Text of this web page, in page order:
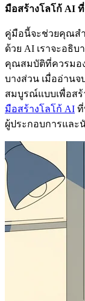
มือสร้างโลโก้ AI
คู่มือนี้จะช่วยคุณส
ด้วย AI เราจะอธิบ
คุณสมบัติที่ควรมอ
บางส่วน เมื่ออ่าน
สมบูรณ์แบบเพื่อส
มือสร้างโลโก้ AI ที่
ผู้ประกอบการและ